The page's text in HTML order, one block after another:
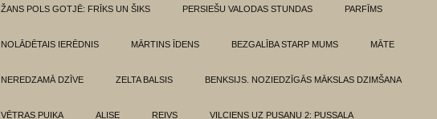
ŽANS POLS GOTJĒ: FRĪKS UN ŠIKS PERSIEŠU VALODAS STUNDAS PARFĪMS
NOLĀDĒTAIS IERĒDNIS MĀRTINS ĪDENS BEZGALĪBA STARP MUMS MĀTE
NEREDZAMĀ DZĪVE ZELTA BALSIS BENKSIJS. NOZIEDZĪGĀS MĀKSLAS DZIMŠANA
VĒTRAS PUIKA ALISE REIVS VILCIENS UZ PUSANU 2: PUSSALA